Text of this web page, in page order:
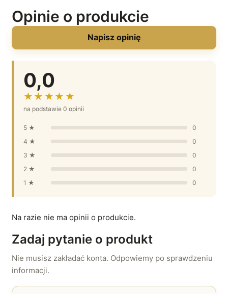
Opinie o produkcie
Napisz opinię
0,0
★★★★★
na podstawie 0 opinii
5 ★
0
4 ★
0
3 ★
0
2 ★
0
1 ★
0
Na razie nie ma opinii o produkcie.
Zadaj pytanie o produkt
Nie musisz zakładać konta. Odpowiemy po sprawdzeniu
informacji.